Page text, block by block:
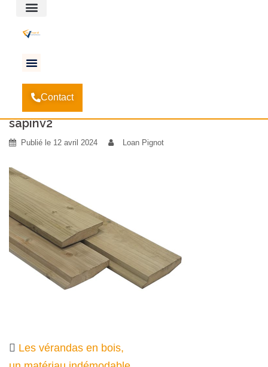
Contact
Accueil-Les vérandas en bois, un matériau
indémodable-
sapinv2
Publié le 12 avril 2024 Loan Pignot
Les vérandas en bois,